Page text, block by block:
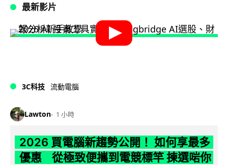
最新影片
3C科技 流動電腦
Lawton 1 小時
2026 買電腦新趨勢公開！ 如何享最多
優惠 從極致便攜到電競標竿 揀選啱你